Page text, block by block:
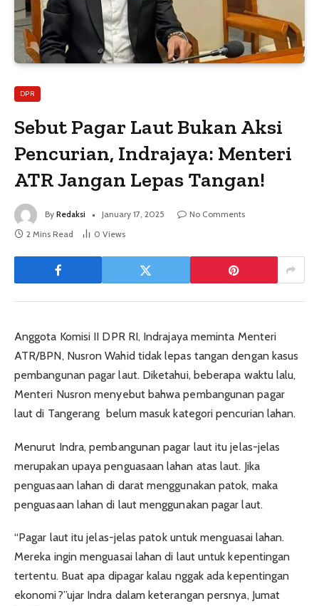
DPR
Sebut Pagar Laut Bukan Aksi
Pencurian, Indrajaya: Menteri
ATR Jangan Lepas Tangan!
By Redaksi January 17, 2025
No Comments
2 Mins Read
0 Views
Anggota Komisi II DPR RI, Indrajaya meminta Menteri
ATR/BPN, Nusron Wahid tidak lepas tangan dengan kasus
pembangunan pagar laut. Diketahui, beberapa waktu lalu,
Menteri Nusron menyebut bahwa pembangunan pagar
laut di Tangerang belum masuk kategori pencurian lahan.
Menurut Indra, pembangunan pagar laut itu jelas-jelas
merupakan upaya penguasaan lahan atas laut. Jika
penguasaan lahan di darat menggunakan patok, maka
penguasaan lahan di laut menggunakan pagar laut.
“Pagar laut itu jelas-jelas patok untuk menguasai lahan.
Mereka ingin menguasai lahan di laut untuk kepentingan
tertentu. Buat apa dipagar kalau nggak ada kepentingan
ekonomi?”ujar Indra dalam keterangan persnya, Jumat